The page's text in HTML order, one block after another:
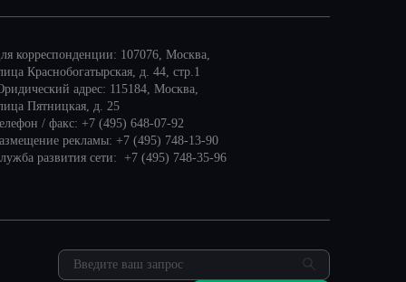
корреспонденции: 107076, Москва,
Краснобогатырская, д. 44, стр.1
адрес: 115184, Москва,
Пятницкая, д. 25
/ факс: +7 (495) 648-07-92
рекламы: +7 (495) 748-13-90
развития сети: +7 (495) 748-35-96